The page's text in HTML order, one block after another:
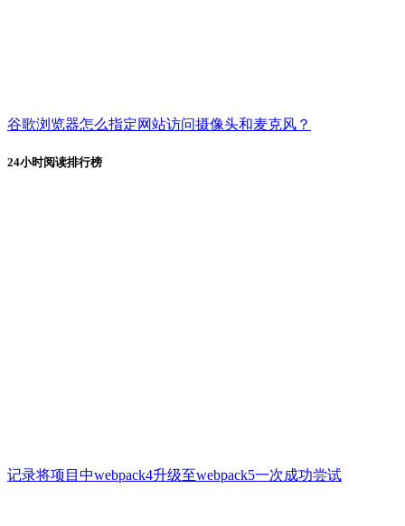
谷歌浏览器怎么指定网站访问摄像头和麦克风？
24小时阅读排行榜
记录将项目中webpack4升级至webpack5一次成功尝试